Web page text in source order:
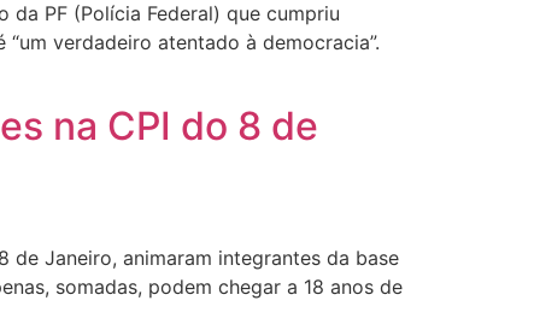
PF (Polícia Federal) que cumpriu
verdadeiro atentado à democracia”.
na CPI do 8 de
Janeiro, animaram integrantes da base
somadas, podem chegar a 18 anos de